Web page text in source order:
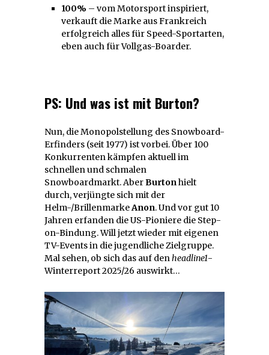
100% – vom Motorsport inspiriert,
verkauft die Marke aus Frankreich
erfolgreich alles für Speed-Sportarten,
eben auch für Vollgas-Boarder.
PS: Und was ist mit Burton?
Nun, die Monopolstellung des Snowboard-
Erfinders (seit 1977) ist vorbei. Über 100
Konkurrenten kämpfen aktuell im
schnellen und schmalen
Snowboardmarkt. AberBurtonhielt
durch, verjüngte sich mit der
Helm-/BrillenmarkeAnon. Und vor gut 10
Jahren erfanden die US-Pioniere die Step-
on-Bindung. Will jetzt wieder mit eigenen
TV-Events in die jugendliche Zielgruppe.
Mal sehen, ob sich das auf denheadline1-
Winterreport 2025/26 auswirkt…